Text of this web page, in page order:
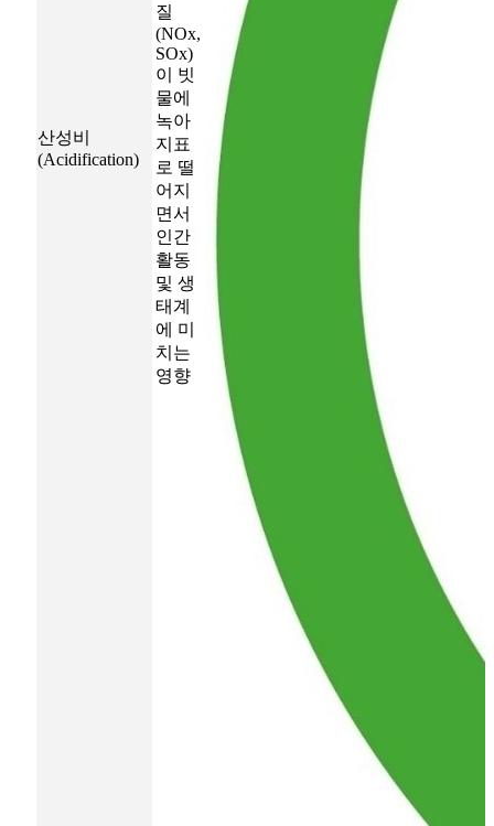
산성비
(Acidification)
질
(NOx,
SOx)
이 빗
물에
녹아
지표
로 떨
어지
면서
인간
활동
및 생
태계
에 미
치는
영향